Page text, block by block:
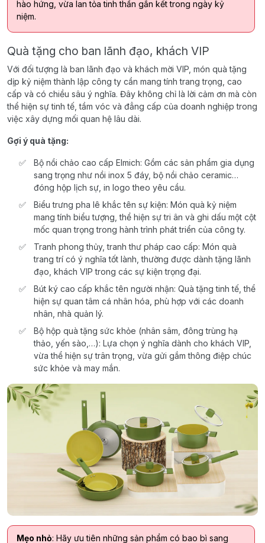
hào hứng, vừa lan tỏa tinh thần gắn kết trong ngày kỷ
niệm.
Quà tặng cho ban lãnh đạo, khách VIP
Với đối tượng là ban lãnh đạo và khách mời VIP, món quà tặng
dịp kỷ niệm thành lập công ty cần mang tính trang trọng, cao
cấp và có chiều sâu ý nghĩa. Đây không chỉ là lời cảm ơn mà còn
thể hiện sự tinh tế, tầm vóc và đẳng cấp của doanh nghiệp trong
việc xây dựng mối quan hệ lâu dài.
Gợi ý quà tặng:
Bộ nồi chảo cao cấp Elmich: Gồm các sản phẩm gia dụng
sang trọng như nồi inox 5 đáy, bộ nồi chảo ceramic…
đóng hộp lịch sự, in logo theo yêu cầu.
Biểu trưng pha lê khắc tên sự kiện: Món quà kỷ niệm
mang tính biểu tượng, thể hiện sự tri ân và ghi dấu một cột
mốc quan trọng trong hành trình phát triển của công ty.
Tranh phong thủy, tranh thư pháp cao cấp: Món quà
trang trí có ý nghĩa tốt lành, thường được dành tặng lãnh
đạo, khách VIP trong các sự kiện trọng đại.
Bút ký cao cấp khắc tên người nhận: Quà tặng tinh tế, thể
hiện sự quan tâm cá nhân hóa, phù hợp với các doanh
nhân, nhà quản lý.
Bộ hộp quà tặng sức khỏe (nhân sâm, đông trùng hạ
thảo, yến sào,…): Lựa chọn ý nghĩa dành cho khách VIP,
vừa thể hiện sự trân trọng, vừa gửi gắm thông điệp chúc
sức khỏe và may mắn.
Mẹo nhỏ: Hãy ưu tiên những sản phẩm có bao bì sang